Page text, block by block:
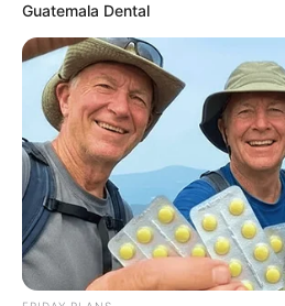
ดูดวง
วันที่ 1 ส.ค. 2569 วันค
มรรคผลพระโพธิสัตว์ก
Guatemala Dental